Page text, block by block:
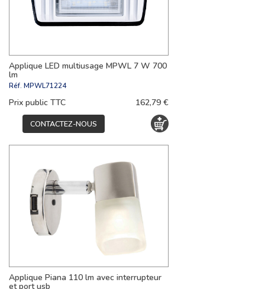
Applique LED multiusage MPWL 7 W 700
lm
Réf. MPWL71224
Prix public TTC 162,79 €
CONTACTEZ-NOUS
Applique Piana 110 lm avec interrupteur
et port usb